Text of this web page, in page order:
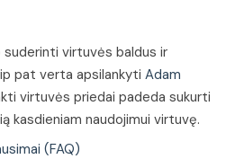
virtuvės baldus ir
pat verta apsilankyti Adam
virtuvės priedai padeda sukurti
kasdieniam naudojimui virtuvę.
(FAQ)